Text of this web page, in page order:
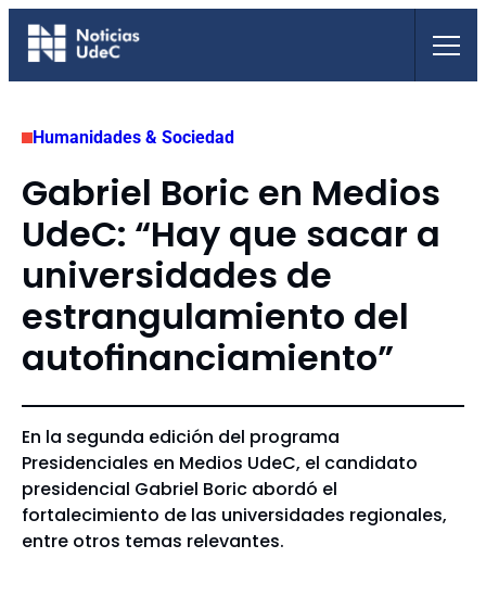
Saltar
Humanidades & Sociedad
Gabriel Boric en Medios
UdeC: “Hay que sacar a
universidades de
estrangulamiento del
autofinanciamiento”
En la segunda edición del programa
Presidenciales en Medios UdeC, el candidato
presidencial Gabriel Boric abordó el
fortalecimiento de las universidades regionales,
entre otros temas relevantes.